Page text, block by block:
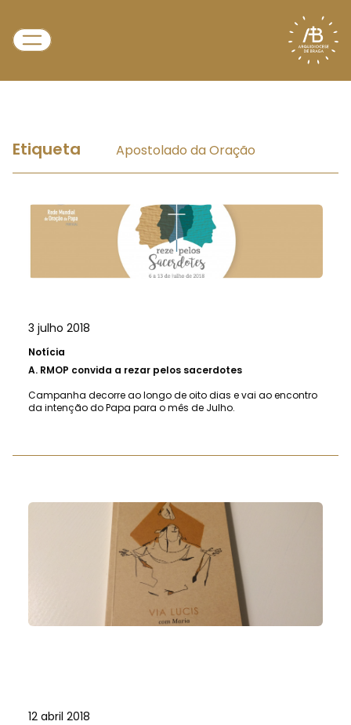
Etiqueta Apostolado da Oração
3 julho 2018
Notícia
A. RMOP convida a rezar pelos sacerdotes
Campanha decorre ao longo de oito dias e vai ao encontro
da intenção do Papa para o mês de Julho.
12 abril 2018